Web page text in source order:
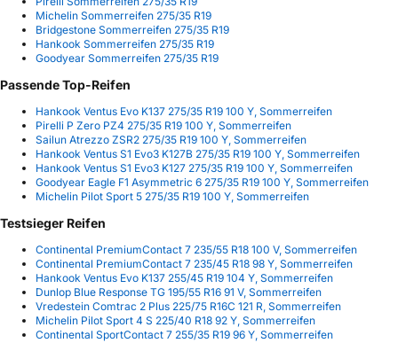
Michelin Sommerreifen 275/35 R19
Bridgestone Sommerreifen 275/35 R19
Hankook Sommerreifen 275/35 R19
Goodyear Sommerreifen 275/35 R19
Passende Top-Reifen
Hankook Ventus Evo K137 275/35 R19 100 Y, Sommerreifen
Pirelli P Zero PZ4 275/35 R19 100 Y, Sommerreifen
Sailun Atrezzo ZSR2 275/35 R19 100 Y, Sommerreifen
Hankook Ventus S1 Evo3 K127B 275/35 R19 100 Y, Sommerreifen
Hankook Ventus S1 Evo3 K127 275/35 R19 100 Y, Sommerreifen
Goodyear Eagle F1 Asymmetric 6 275/35 R19 100 Y, Sommerreifen
Michelin Pilot Sport 5 275/35 R19 100 Y, Sommerreifen
Testsieger Reifen
Continental PremiumContact 7 235/55 R18 100 V, Sommerreifen
Continental PremiumContact 7 235/45 R18 98 Y, Sommerreifen
Hankook Ventus Evo K137 255/45 R19 104 Y, Sommerreifen
Dunlop Blue Response TG 195/55 R16 91 V, Sommerreifen
Vredestein Comtrac 2 Plus 225/75 R16C 121 R, Sommerreifen
Michelin Pilot Sport 4 S 225/40 R18 92 Y, Sommerreifen
Continental SportContact 7 255/35 R19 96 Y, Sommerreifen